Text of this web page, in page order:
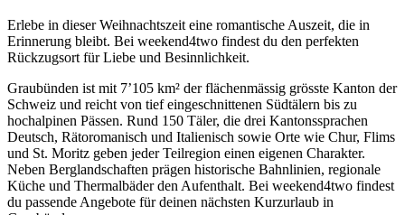
Erlebe in dieser Weihnachtszeit eine romantische Auszeit, die in
Erinnerung bleibt. Bei weekend4two findest du den perfekten
Rückzugsort für Liebe und Besinnlichkeit.
Graubünden ist mit 7’105 km² der flächenmässig grösste Kanton der
Schweiz und reicht von tief eingeschnittenen Südtälern bis zu
hochalpinen Pässen. Rund 150 Täler, die drei Kantonssprachen
Deutsch, Rätoromanisch und Italienisch sowie Orte wie Chur, Flims
und St. Moritz geben jeder Teilregion einen eigenen Charakter.
Neben Berglandschaften prägen historische Bahnlinien, regionale
Küche und Thermalbäder den Aufenthalt. Bei weekend4two findest
du passende Angebote für deinen nächsten Kurzurlaub in